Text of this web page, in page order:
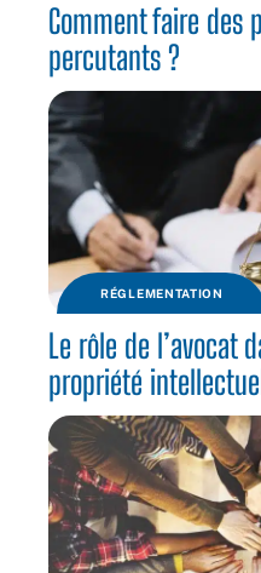
Comment faire des
percutants ?
RÉGLEMENTATION
Le rôle de l’avocat
propriété